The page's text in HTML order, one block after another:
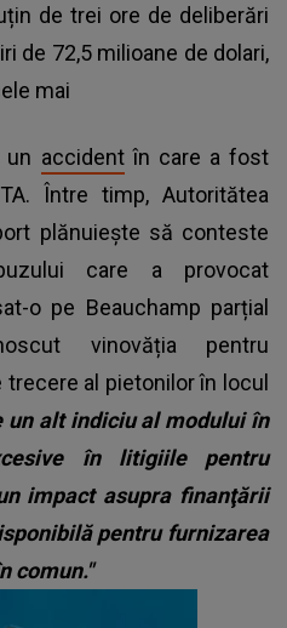
de trei ore de deliberări
de 72,5 milioane de dolari,
mai
un accidentîn care a fost
Între timp, Autoritătea
plănuiește să conteste
care a provocat
o pe Beauchamp parțial
vinovăția pentru
al pietonilor în locul
un alt indiciu al modului în
în litigiile pentru
impact asupra finanţării
pentru furnizarea
comun."